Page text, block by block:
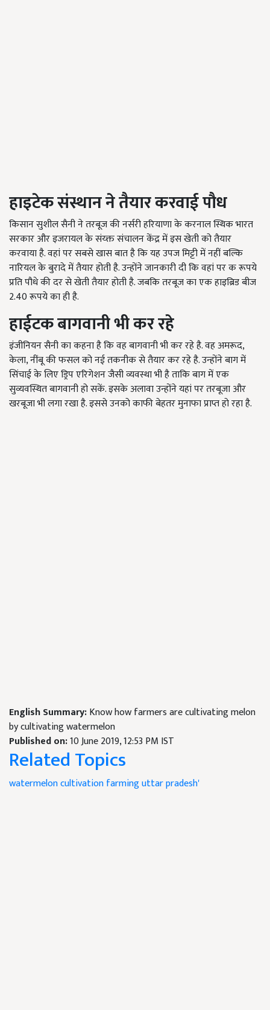
हाइटेक संस्थान ने तैयार करवाई पौध
किसान सुशील सैनी ने तरबूज की नर्सरी हरियाणा के करनाल स्थिक भारत
सरकार और इजरायल के संय्क्त संचालन केंद्र में इस खेती को तैयार
करवाया है. वहां पर सबसे खास बात है कि यह उपज मिट्टी में नहीं बल्कि
नारियल के बुरादे में तैयार होती है. उन्होंने जानकारी दी कि वहां पर क रूपये
प्रति पौधे की दर से खेती तैयार होती है. जबकि तरबूज का एक हाइब्रिड बीज
2.40 रूपये का ही है.
हाईटक बागवानी भी कर रहे
इंजीनियन सैनी का कहना है कि वह बागवानी भी कर रहे है. वह अमरूद,
केला, नींबू की फसल को नई तकनीक से तैयार कर रहे है. उन्होंने बाग में
सिंचाई के लिए ड्रिप एरिगेशन जैसी व्यवस्था भी है ताकि बाग में एक
सुव्यवस्थित बागवानी हो सकें. इसके अलावा उन्होंने यहां पर तरबूजा और
खरबूजा भी लगा रखा है. इससे उनको काफी बेहतर मुनाफा प्राप्त हो रहा है.
English Summary:Know how farmers are cultivating melon
by cultivating watermelon
Published on:10 June 2019, 12:53 PM IST
Related Topics
watermelon cultivationfarminguttar pradesh'